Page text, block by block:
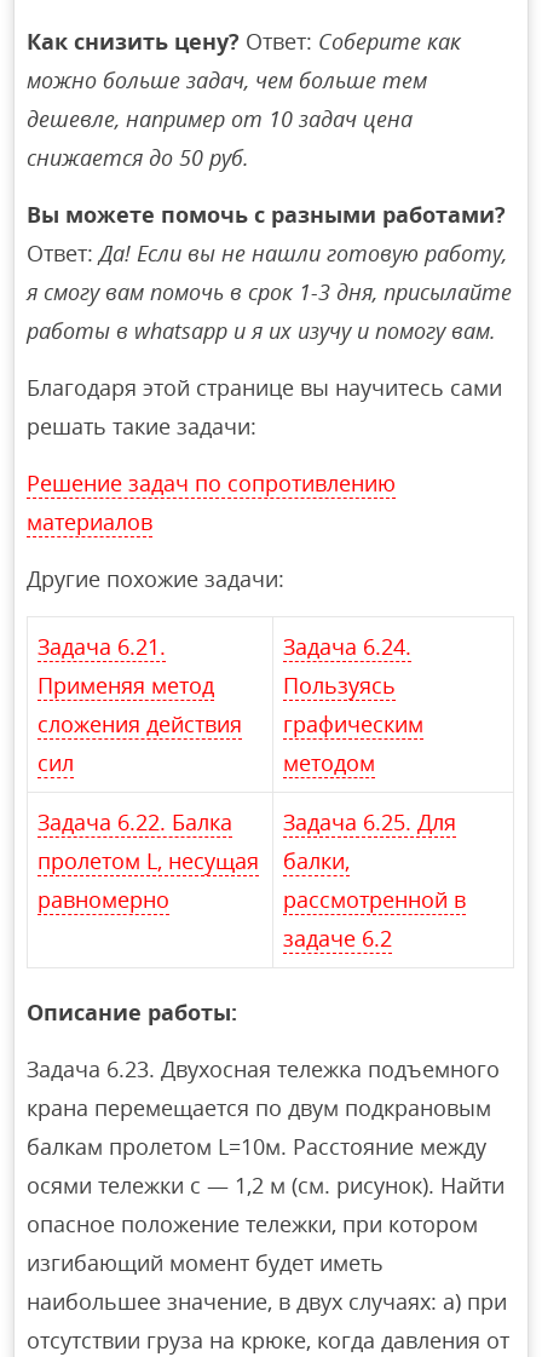
Как снизить цену? Ответ: Соберите как
можно больше задач, чем больше тем
дешевле, например от 10 задач цена
снижается до 50 руб.
Вы можете помочь с разными работами?
Ответ:Да! Если вы не нашли готовую работу,
я смогу вам помочь в срок 1-3 дня, присылайте
работы в whatsapp и я их изучу и помогу вам.
Благодаря этой странице вы научитесь сами
решать такие задачи:
Решение задач по сопротивлению
материалов
Другие похожие задачи:
Задача 6.21.
Применяя метод
сложения действия
сил
Задача 6.24.
Пользуясь
графическим
методом
Задача 6.22. Балка
пролетом L, несущая
равномерно
Задача 6.25. Для
балки,
рассмотренной в
задаче 6.2
Описание работы:
Задача 6.23. Двухосная тележка подъемного
крана перемещается по двум подкрановым
балкам пролетом L=10м. Расстояние между
осями тележки с — 1,2 м (см. рисунок). Найти
опасное положение тележки, при котором
изгибающий момент будет иметь
наибольшее значение, в двух случаях: а) при
отсутствии груза на крюке, когда давления от